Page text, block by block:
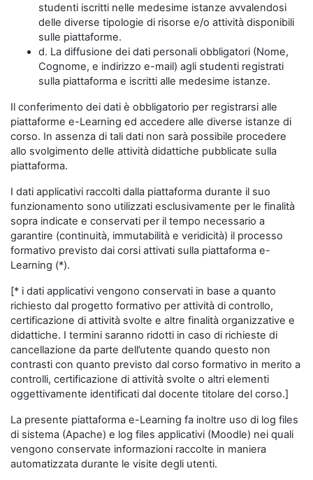
studenti iscritti nelle medesime istanze avvalendosi
delle diverse tipologie di risorse e/o attività disponibili
sulle piattaforme.
d. La diffusione dei dati personali obbligatori (Nome,
Cognome, e indirizzo e-mail) agli studenti registrati
sulla piattaforma e iscritti alle medesime istanze.
Il conferimento dei dati è obbligatorio per registrarsi alle
piattaforme e-Learning ed accedere alle diverse istanze di
corso. In assenza di tali dati non sarà possibile procedere
allo svolgimento delle attività didattiche pubblicate sulla
piattaforma.
I dati applicativi raccolti dalla piattaforma durante il suo
funzionamento sono utilizzati esclusivamente per le finalità
sopra indicate e conservati per il tempo necessario a
garantire (continuità, immutabilità e veridicità) il processo
formativo previsto dai corsi attivati sulla piattaforma e-
Learning (*).
[* i dati applicativi vengono conservati in base a quanto
richiesto dal progetto formativo per attività di controllo,
certificazione di attività svolte e altre finalità organizzative e
didattiche. I termini saranno ridotti in caso di richieste di
cancellazione da parte dell’utente quando questo non
contrasti con quanto previsto dal corso formativo in merito a
controlli, certificazione di attività svolte o altri elementi
oggettivamente identificati dal docente titolare del corso.]
La presente piattaforma e-Learning fa inoltre uso di log files
di sistema (Apache) e log files applicativi (Moodle) nei quali
vengono conservate informazioni raccolte in maniera
automatizzata durante le visite degli utenti.